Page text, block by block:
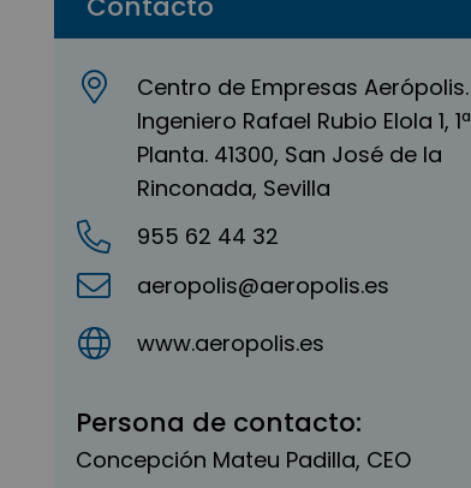
Centro de Empresas Aerópolis.
Ingeniero Rafael Rubio Elola 1, 1ª
Planta. 41300, San José de la
Rinconada, Sevilla
955 62 44 32
aeropolis@aeropolis.es
www.aeropolis.es
Persona de contacto:
Concepción Mateu Padilla, CEO